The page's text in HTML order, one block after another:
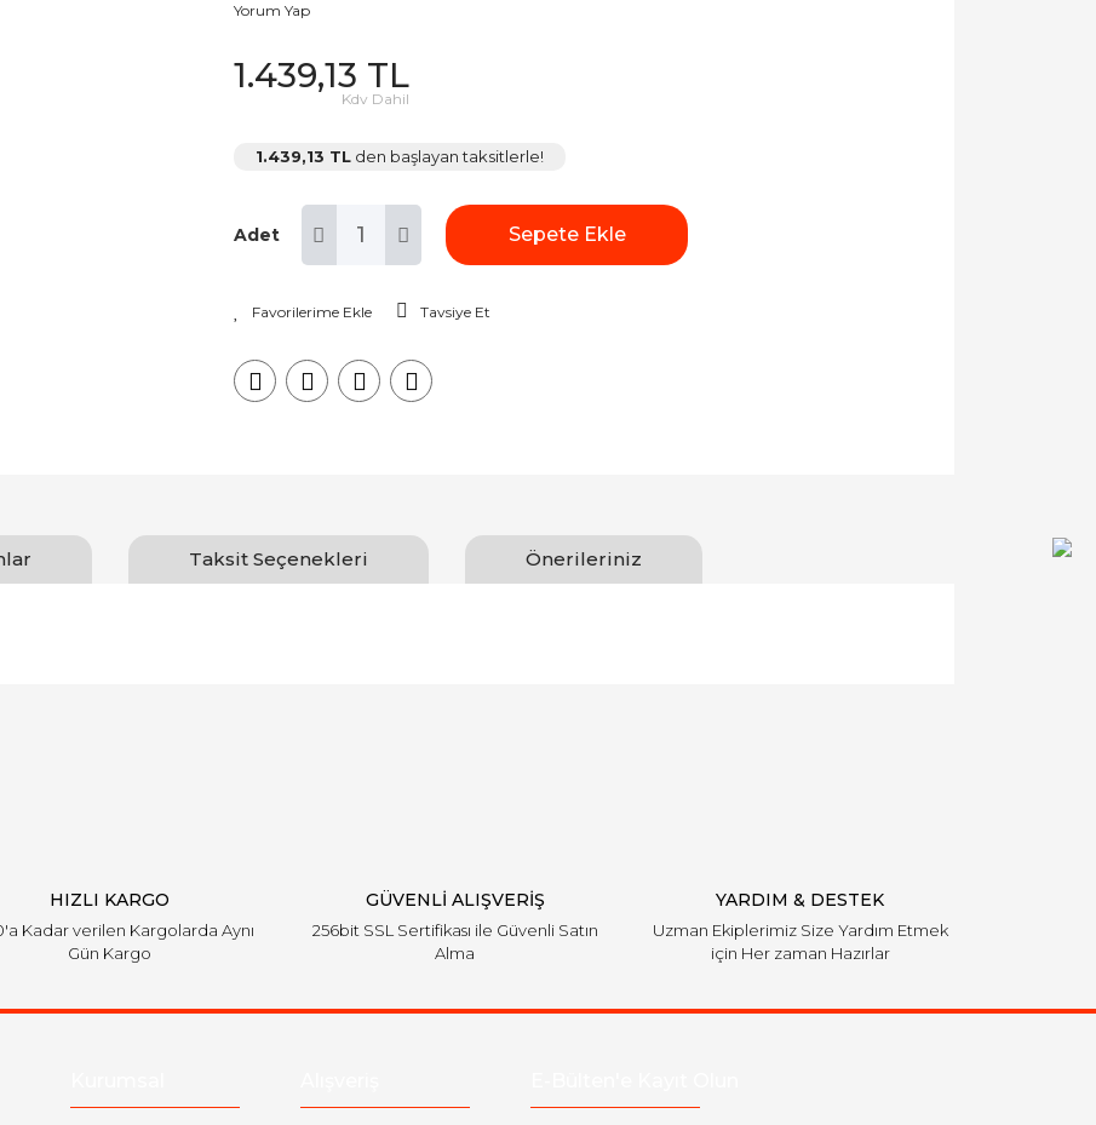
Yorum Yap
1.439,13 TL
Kdv Dahil
1.439,13 TL den başlayan taksitlerle!
Adet Sepete Ekle
Tavsiye Et
Taksit Seçenekleri Önerileriniz
HIZLI KARGO
Kadar verilen Kargolarda Aynı
Gün Kargo
GÜVENLİ ALIŞVERİŞ
256bit SSL Sertifikası ile Güvenli Satın
Alma
YARDIM & DESTEK
Uzman Ekiplerimiz Size Yardım Etmek
için Her zaman Hazırlar